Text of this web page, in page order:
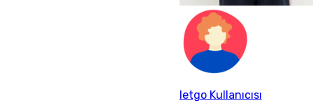
letgo Kullanıcısı